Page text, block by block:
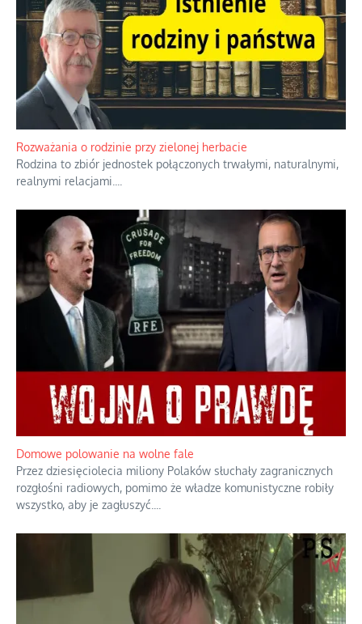
Rozważania o rodzinie przy zielonej herbacie
Rodzina to zbiór jednostek połączonych trwałymi, naturalnymi,
realnymi relacjami.
Domowe polowanie na wolne fale
Przez dziesięciolecia miliony Polaków słuchały zagranicznych
rozgłośni radiowych, pomimo że władze komunistyczne robiły
wszystko, aby je zagłuszyć.